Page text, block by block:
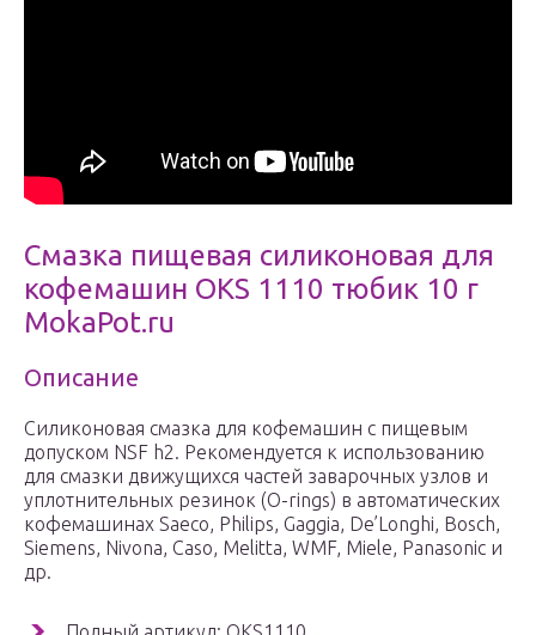
Смазка пищевая силиконовая для
кофемашин OKS 1110 тюбик 10 г
MokaPot.ru
Описание
Силиконовая смазка для кофемашин с пищевым
допуском NSF h2. Рекомендуется к использованию
для смазки движущихся частей заварочных узлов и
уплотнительных резинок (O-rings) в автоматических
кофемашинах Saeco, Philips, Gaggia, De’Longhi, Bosch,
Siemens, Nivona, Caso, Melitta, WMF, Miele, Panasonic и
др.